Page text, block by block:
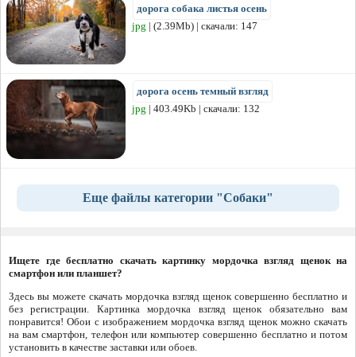
дорога собака листья осень
jpg | (2.39Mb) | скачали: 147
дорога осень темный взгляд
jpg | 403.49Kb | скачали: 132
Еще файлы категории "Собаки"
Ищете где бесплатно скачать картинку мордочка взгляд щенок на
смартфон или планшет?
Здесь вы можете скачать мордочка взгляд щенок совершенно бесплатно и
без регистрации. Картинка мордочка взгляд щенок обязательно вам
понравится! Обои с изображением мордочка взгляд щенок можно скачать
на вам смартфон, телефон или компьютер совершенно бесплатно и потом
установить в качестве заставки или обоев.